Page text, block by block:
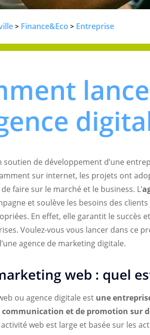
> Finance&Eco > Entreprise
soutien de développement d’une
sur internet, les projets ont
faire sur le marché et le business. L’
et soulève les besoins des
En effet, elle garantit le succès
Voulez-vous vous lancer dans ce
agence de marketing digitale.
web : quel
ou agence digitale est une
communication et de promotion sur
web est large et basée sur les